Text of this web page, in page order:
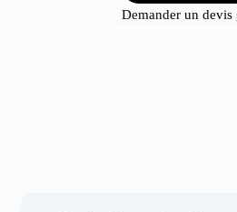
Demander un devis